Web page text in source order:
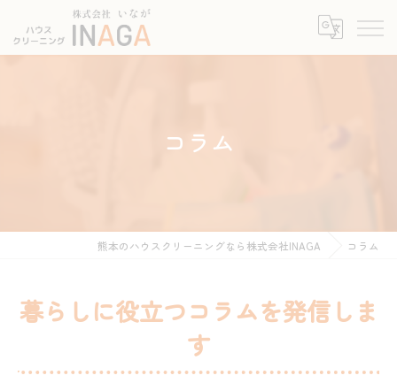
コラム
熊本のハウスクリーニングなら株式会社INAGA コラム
暮らしに役立つコラムを発信しま
す